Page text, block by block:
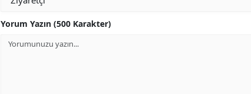
Yorum Yazın (500 Karakter)